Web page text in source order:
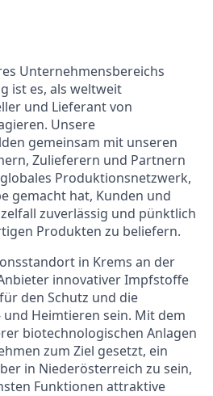
Unternehmensbereichs
ist es, als weltweit
und Lieferant von
Unsere
gemeinsam mit unseren
Zulieferern und Partnern
Produktionsnetzwerk,
gemacht hat, Kunden und
zuverlässig und pünktlich
Produkten zu beliefern.
in Krems an der
innovativer Impfstoffe
den Schutz und die
Heimtieren sein. Mit dem
biotechnologischen Anlagen
zum Ziel gesetzt, ein
in Niederösterreich zu sein,
Funktionen attraktive